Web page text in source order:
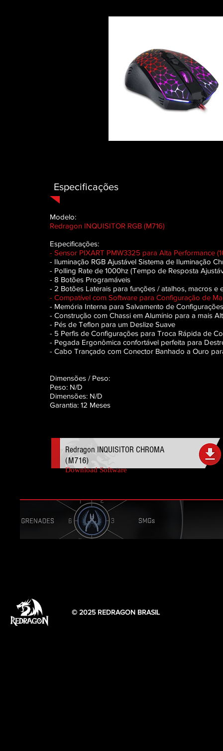
Especificações
Modelo:
Redragon INQUISITOR RGB (M716)
Especificações:
- Sensor PIXART PMW3325 para Alta Performance
- Iluminação RGB Ajustável Sistema de Iluminação
- Polling Rate de 1000hz (Tempo de Resposta
- 8 Botões Programáveis
- 2 Botões Laterais para funções / atalhos, macros e
- Compatível com Software para Configuração de
- Memória Interna para Salvamento de Configurações
- Construção com Chassi em Alumínio para a mais
- Pés de Teflon para um Deslize Suave
- 5 Perfis de Configurações para Troca Rápida de
- Pegada Ergonômica confortável perfeita para
- Cabo Trançado com Conector Banhado a Ouro
Dimensões / Peso:
Peso: N/D
Dimensões: N/D
Garantia: 12 Meses
Redragon INQUISITOR CHROMA
(M716)
Download Software
© 2025 REDRAGON BRASIL